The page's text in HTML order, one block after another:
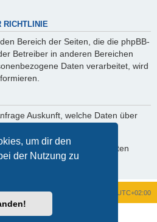
um dir den
der Nutzung zu
RICHTLINIE
Bereich der Seiten, die die phpBB-
Betreiber in anderen Bereichen
Daten verarbeitet, wird
Auskunft, welche Daten über
bzw. Sperrung deiner Daten
bitte den Betreiber.
UTC+02:00
® Forum Software © phpBB Limited